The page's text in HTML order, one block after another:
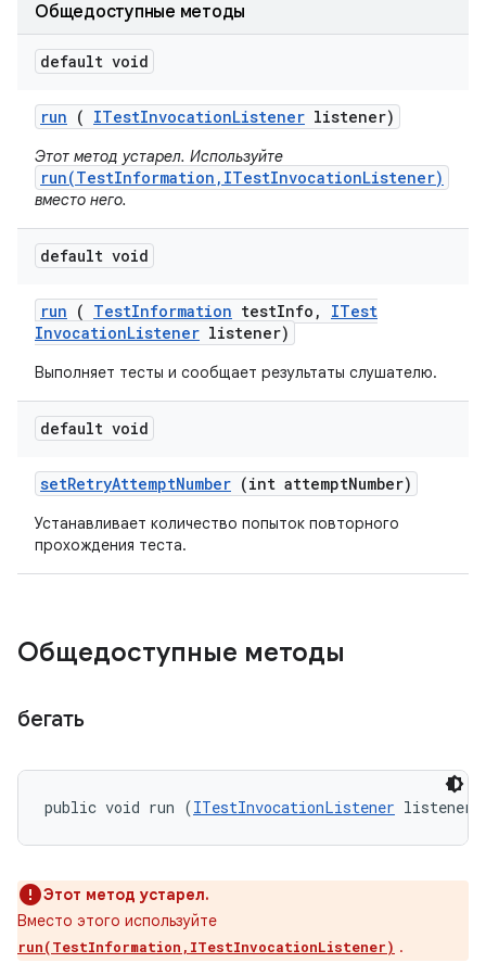
Общедоступные методы
default void
run ( ITestInvocationListener listener)
Этот метод устарел. Используйте
run(TestInformation,ITestInvocationListener)
вместо него.
default void
run ( TestInformation testInfo ,
ITest
InvocationListener listener)
Выполняет тесты и сообщает результаты слушателю.
default void
setRetryAttemptNumber (int attemptNumber)
Устанавливает количество попыток повторного
прохождения теста.
Общедоступные методы
бегать
public void run (ITestInvocationListener listener)
Этот метод устарел.
Вместо этого используйте
run(TestInformation,ITestInvocationListener) .